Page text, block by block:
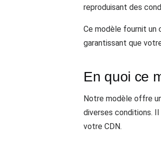
reproduisant des
Ce modèle fournit un
garantissant que
En quoi ce
Notre modèle offre
diverses conditions.
votre CDN.